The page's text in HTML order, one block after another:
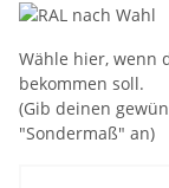
Wähle hier, wenn
bekommen soll.
(Gib deinen
"Sondermaß" an)